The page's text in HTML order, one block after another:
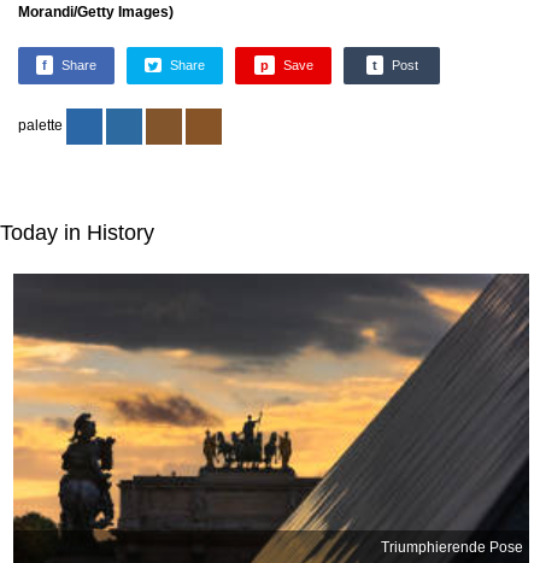
Morandi/Getty Images)
f Share Share p Save t Post
palette
Today in History
Triumphierende Pose